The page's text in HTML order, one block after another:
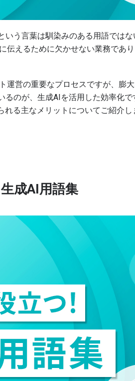
いう言葉は馴染みのある用語ではな
伝えるために欠かせない業務であ
運営の重要なプロセスですが、膨
のが、生成AIを活用した効率化で
る主なメリットについてご紹介し
成AI用語集